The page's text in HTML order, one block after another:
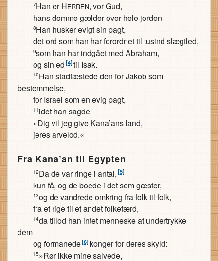
7Han er HERREN, vor Gud,
hans domme gælder over hele jorden.
8Han husker evigt sin pagt,
det ord som han har forordnet til tusind slægtled,
9som han har indgået med Abraham,
og sin ed[4]til Isak.
10Han stadfæstede den for Jakob som
bestemmelse,
for Israel som en evig pagt,
11 idet han sagde:
»Dig vil jeg give Kana’ans land,
jeres arvelod.«
Fra Kana’an til Egypten
12Da de var ringe i antal,[5]
kun få, og de boede i det som gæster,
13og de vandrede omkring fra folk til folk,
fra et rige til et andet folkefærd,
14da tillod han intet menneske at undertrykke
dem
og formanede[6]konger for deres skyld:
15»Rør ikke mine salvede,